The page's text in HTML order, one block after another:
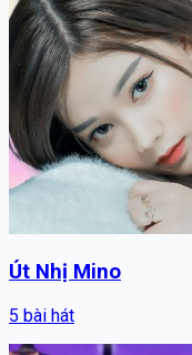
Út Nhị Mino
5 bài hát